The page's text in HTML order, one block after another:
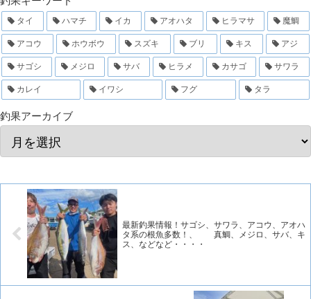
タイ ハマチ イカ アオハタ ヒラマサ 魔鯛
アコウ ホウボウ スズキ ブリ キス アジ
サゴシ メジロ サバ ヒラメ カサゴ サワラ
カレイ イワシ フグ タラ
釣果アーカイブ
最新釣果情報！サゴシ、サワラ、アコウ、アオハ
タ系の根魚多数！、 真鯛、メジロ、サバ、キ
ス、などなど・・・・